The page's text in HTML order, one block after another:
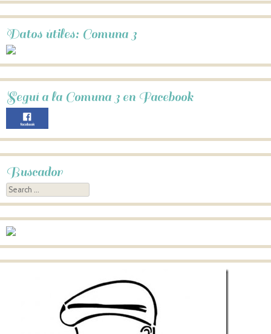
Datos útiles: Comuna 3
Seguí a la Comuna 3 en Facebook
Buscador
Search